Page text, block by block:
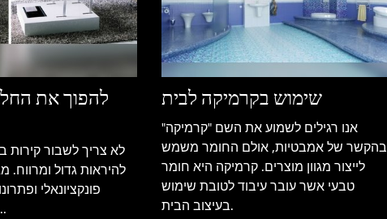
להפוך את
לא צריך לשבור קירות
להיראות גדול ומרווח.
פונקציונאלי
שימוש בקרמיקה לבית
אנו רגילים לשמוע את השם "קרמיקה"
בהקשר של אמבטיות, אולם החומר משמש
לייצור מגוון מוצרים. קרמיקה היא חומר
טבעי אשר עובר עיבוד לטובת שימוש
בעיצוב הבית.